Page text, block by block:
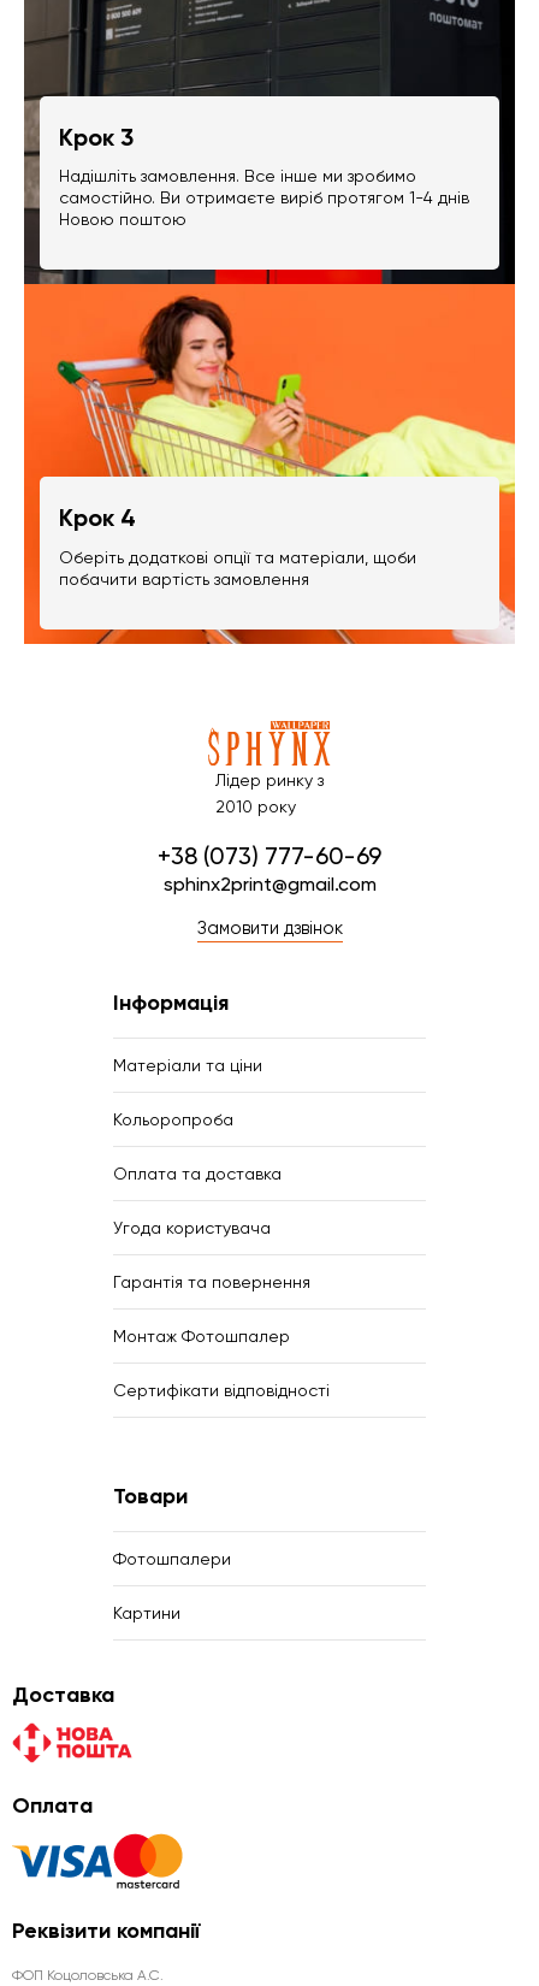
Крок 3
Надішліть замовлення. Все інше ми зробимо
самостійно. Ви отримаєте виріб протягом 1-4 днів
Новою поштою
Крок 4
Оберіть додаткові опції та матеріали, щоби
побачити вартість замовлення
Лідер ринку з
2010 року
+38 (073) 777-60-69
sphinx2print@gmail.com
Замовити дзвінок
Інформація
Матеріали та ціни
Кольоропроба
Оплата та доставка
Угода користувача
Гарантія та повернення
Монтаж Фотошпалер
Сертифікати відповідності
Товари
Фотошпалери
Картини
Доставка
Оплата
Реквізити компанії
ФОП Коцоловська А.С.